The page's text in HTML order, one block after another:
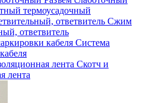
термоусадочный
Сжим
ответвитель
Система
Скотч и
лента